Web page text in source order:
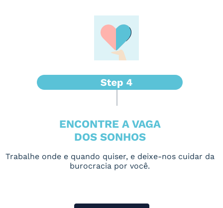
ENCONTRE A VAGA
DOS SONHOS
Trabalhe onde e quando quiser, e deixe-nos cuidar da
burocracia por você.